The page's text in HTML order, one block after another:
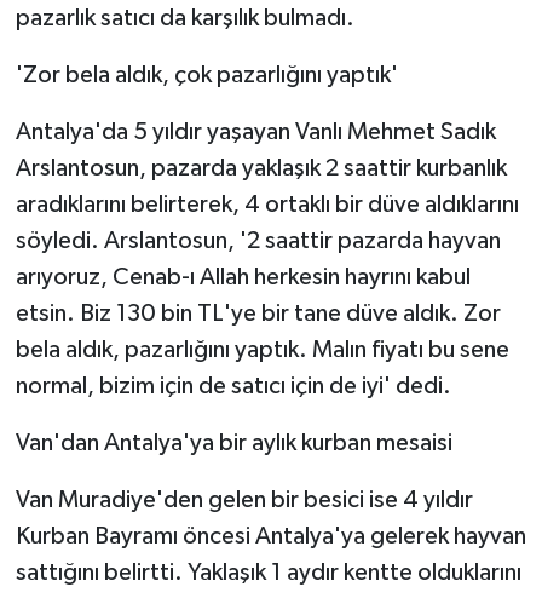
pazarlık satıcı da karşılık bulmadı.
'Zor bela aldık, çok pazarlığını yaptık'
Antalya'da 5 yıldır yaşayan Vanlı Mehmet Sadık
Arslantosun, pazarda yaklaşık 2 saattir kurbanlık
aradıklarını belirterek, 4 ortaklı bir düve aldıklarını
söyledi. Arslantosun, '2 saattir pazarda hayvan
arıyoruz, Cenab-ı Allah herkesin hayrını kabul
etsin. Biz 130 bin TL'ye bir tane düve aldık. Zor
bela aldık, pazarlığını yaptık. Malın fiyatı bu sene
normal, bizim için de satıcı için de iyi' dedi.
Van'dan Antalya'ya bir aylık kurban mesaisi
Van Muradiye'den gelen bir besici ise 4 yıldır
Kurban Bayramı öncesi Antalya'ya gelerek hayvan
sattığını belirtti. Yaklaşık 1 aydır kentte olduklarını